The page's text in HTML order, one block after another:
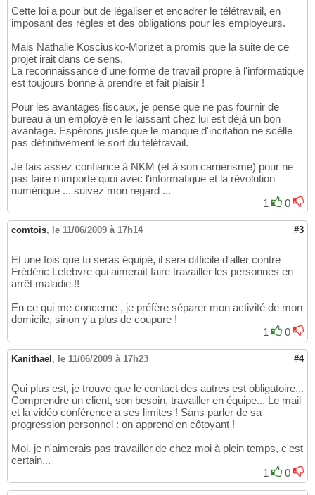
Cette loi a pour but de légaliser et encadrer le télétravail, en
imposant des règles et des obligations pour les employeurs.
Mais Nathalie Kosciusko-Morizet a promis que la suite de ce
projet irait dans ce sens.
La reconnaissance d'une forme de travail propre à l'informatique
est toujours bonne à prendre et fait plaisir !
Pour les avantages fiscaux, je pense que ne pas fournir de
bureau à un employé en le laissant chez lui est déjà un bon
avantage. Espérons juste que le manque d'incitation ne scélle
pas définitivement le sort du télétravail.
Je fais assez confiance à NKM (et à son carrièrisme) pour ne
pas faire n'importe quoi avec l'informatique et la révolution
numérique ... suivez mon regard ...
1
0
comtois, le 11/06/2009 à 17h14 #3
Et une fois que tu seras équipé, il sera difficile d'aller contre
Frédéric Lefebvre qui aimerait faire travailler les personnes en
arrêt maladie !!
En ce qui me concerne , je préfère séparer mon activité de mon
domicile, sinon y'a plus de coupure !
1
0
Kanithael , le 11/06/2009 à 17h23 #4
Qui plus est, je trouve que le contact des autres est obligatoire...
Comprendre un client, son besoin, travailler en équipe... Le mail
et la vidéo conférence a ses limites ! Sans parler de sa
progression personnel : on apprend en côtoyant !
Moi, je n'aimerais pas travailler de chez moi à plein temps, c'est
certain...
1
0